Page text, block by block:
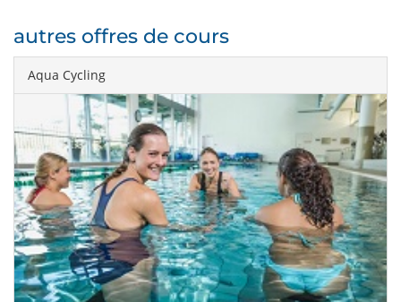
autres offres de cours
Aqua Cycling